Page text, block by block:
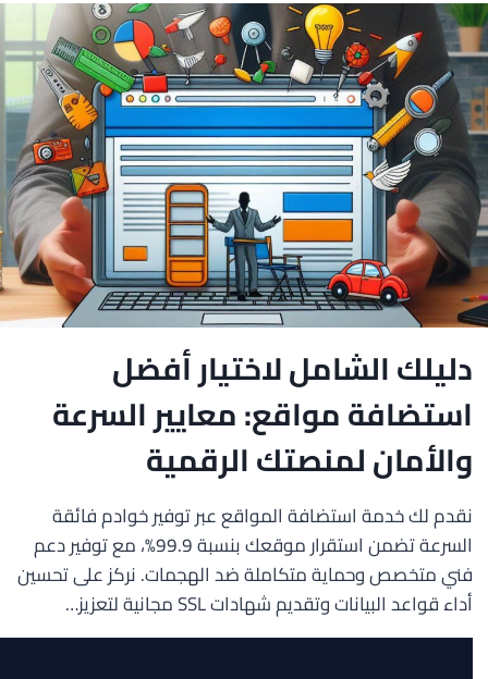
الإلكتروني
وزيادة
الزوار
والعملاء
في
السعودية
ومصر
دليلك الشامل لاختيار أفضل
استضافة مواقع: معايير السرعة
والأمان لمنصتك الرقمية
نقدم لك خدمة استضافة المواقع عبر توفير خوادم فائقة
السرعة تضمن استقرار موقعك بنسبة 99.9%، مع توفير دعم
فني متخصص وحماية متكاملة ضد الهجمات. نركز على تحسين
أداء قواعد البيانات وتقديم شهادات SSL مجانية لتعزيز…